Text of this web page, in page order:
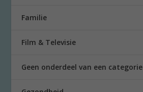
Familie
Film & Televisie
Geen onderdeel van een categorie